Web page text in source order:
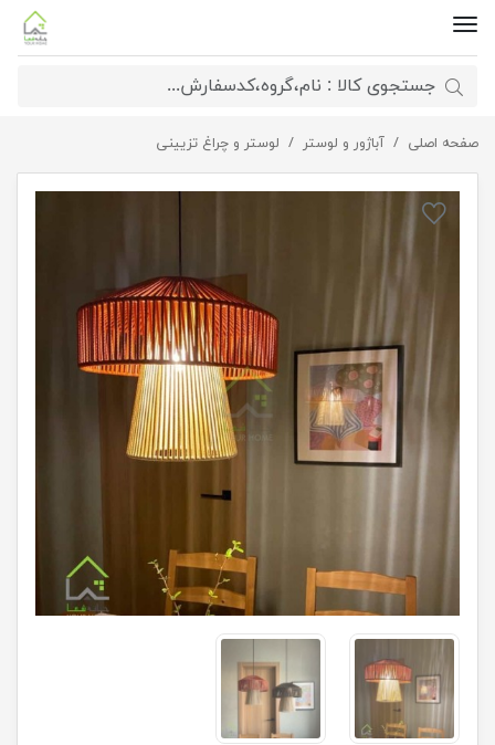
صفحه اصلی آباژور و لوستر لوستر و چراغ تزیینی لوستر خاص مکرومه